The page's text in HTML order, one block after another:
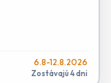
6.8-12.8.2026
Zostávajú 4 dni